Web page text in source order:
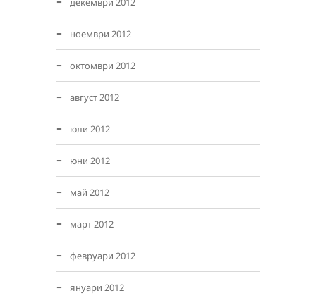
ноември 2012
октомври 2012
август 2012
юли 2012
юни 2012
май 2012
март 2012
февруари 2012
януари 2012